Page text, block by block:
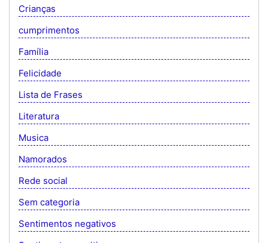
Crianças
cumprimentos
Família
Felicidade
Lista de Frases
Literatura
Musica
Namorados
Rede social
Sem categoria
Sentimentos negativos